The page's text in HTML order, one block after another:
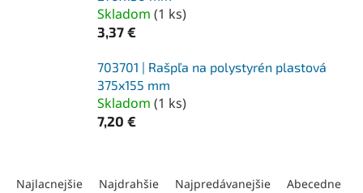
Skladom (1 ks)
3,37 €
703701 | Rašpľa na polystyrén plastová
375x155 mm
Skladom (1 ks)
7,20 €
Najlacnejšie Najdrahšie Najpredávanejšie Abecedne